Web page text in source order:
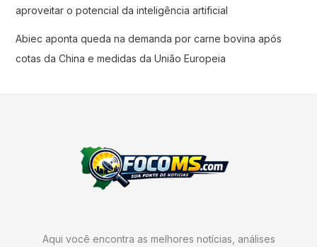
aproveitar o potencial da inteligência artificial
Abiec aponta queda na demanda por carne bovina após
cotas da China e medidas da União Europeia
Aqui você encontra as melhores notícias, análises